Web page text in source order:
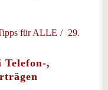
für ALLE
29.
Telefon-,